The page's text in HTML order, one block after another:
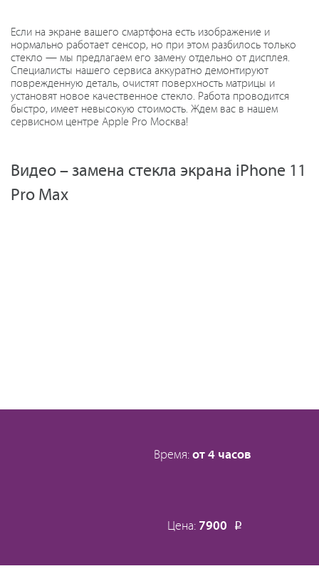
Если на экране вашего смартфона есть изображение и
нормально работает сенсор, но при этом разбилось только
стекло — мы предлагаем его замену отдельно от дисплея.
Специалисты нашего сервиса аккуратно демонтируют
поврежденную деталь, очистят поверхность матрицы и
установят новое качественное стекло. Работа проводится
быстро, имеет невысокую стоимость. Ждем вас в нашем
сервисном центре Apple Pro Москва!
Видео – замена стекла экрана iPhone 11
Pro Max
Время: от 4 часов
Цена: 7900 Р